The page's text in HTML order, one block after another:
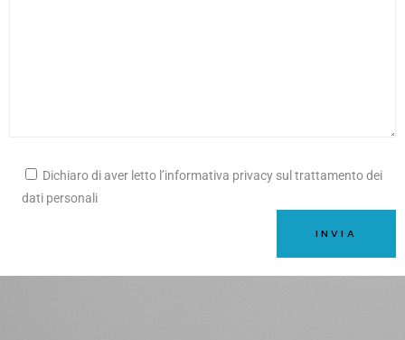
Dichiaro di aver letto l’informativa privacy sul trattamento dei
dati personali